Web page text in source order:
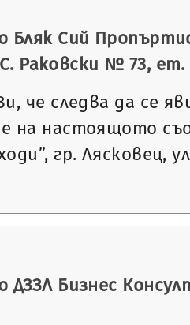
Бляк Сий
Раковски № 73, ет.
че следва да се
на настоящото
гр. Лясковец,
ДЗЗЛ Бизнес